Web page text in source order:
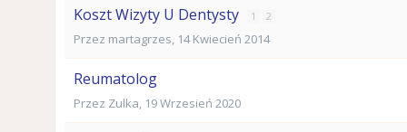
Koszt Wizyty U Dentysty 1 2
Przez martagrzes, 14 Kwiecień 2014
Reumatolog
Przez Zulka, 19 Wrzesień 2020